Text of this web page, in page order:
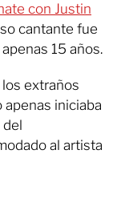
con Justin
cantante fue
15 años.
extraños
apenas iniciaba
del
al artista